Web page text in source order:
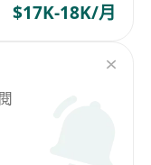
$17K-18K/月